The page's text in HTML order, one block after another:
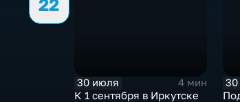
30 июля
4 мин
К 1 сентября в Иркутске